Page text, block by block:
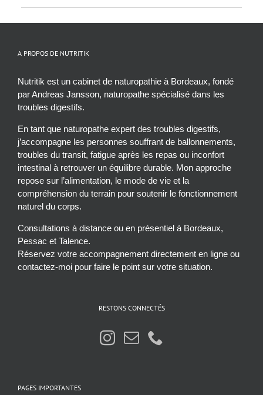
A PROPOS DE NUTRITIK
Nutritik est un cabinet de naturopathie à Bordeaux, fondé
par Andreas Jansson, naturopathe spécialisé dans les
troubles digestifs.
En tant que naturopathe expert des troubles digestifs,
j’accompagne les personnes souffrant de ballonnements,
troubles du transit, fatigue après les repas ou inconfort
intestinal à retrouver un équilibre durable. Mon approche
repose sur l’alimentation, le mode de vie et la
compréhension du terrain pour soutenir le fonctionnement
naturel du corps.
Consultations à distance ou en présentiel à Bordeaux,
Pessac et Talence.
Réservez votre accompagnement directement en ligne ou
contactez-moi pour faire le point sur votre situation.
RESTONS CONNECTÉS
PAGES IMPORTANTES